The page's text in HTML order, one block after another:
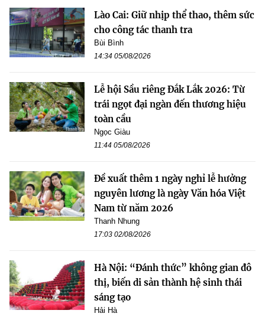
Lào Cai: Giữ nhịp thể thao, thêm sức
cho công tác thanh tra
Bùi Bình
14:34 05/08/2026
Lễ hội Sầu riêng Đắk Lắk 2026: Từ
trái ngọt đại ngàn đến thương hiệu
toàn cầu
Ngọc Giàu
11:44 05/08/2026
Đề xuất thêm 1 ngày nghỉ lễ hưởng
nguyên lương là ngày Văn hóa Việt
Nam từ năm 2026
Thanh Nhung
17:03 02/08/2026
Hà Nội: “Đánh thức” không gian đô
thị, biến di sản thành hệ sinh thái
sáng tạo
Hải Hà